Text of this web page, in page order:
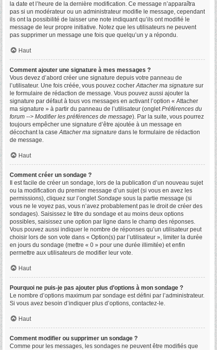
la date et l’heure de la dernière modification. Ce message n’apparaîtra
pas si un modérateur ou un administrateur modifie le message, cependant
ils ont la possibilité de laisser une note indiquant qu’ils ont modifié le
message de leur propre initiative. Notez que les utilisateurs ne peuvent
pas supprimer un message une fois que quelqu’un y a répondu.
Haut
Comment ajouter une signature à mes messages ?
Vous devez d’abord créer une signature depuis votre panneau de
l’utilisateur. Une fois créée, vous pouvez cocherAttacher ma signature sur
le formulaire de rédaction de message. Vous pouvez aussi ajouter la
signature par défaut à tous vos messages en activant l’option « Attacher
ma signature » à partir du panneau de l’utilisateur (ongletPréférences du
forum --> Modifier les préférences de message). Par la suite, vous pourrez
toujours empêcher une signature d’être ajoutée à un message en
décochant la caseAttacher ma signature dans le formulaire de rédaction
de message.
Haut
Comment créer un sondage ?
Il est facile de créer un sondage, lors de la publication d’un nouveau sujet
ou la modification du premier message d’un sujet (si vous en avez les
permissions), cliquez sur l’ongletSondage sous la partie message (si
vous ne le voyez pas, vous n’avez probablement pas le droit de créer des
sondages). Saisissez le titre du sondage et au moins deux options
possibles, saisissez une option par ligne dans le champ des réponses.
Vous pouvez aussi indiquer le nombre de réponses qu’un utilisateur peut
choisir lors de son vote dans « Option(s) par l’utilisateur », limiter la durée
en jours du sondage (mettre « 0 » pour une durée illimitée) et enfin
permettre aux utilisateurs de modifier leur vote.
Haut
Pourquoi ne puis-je pas ajouter plus d’options à mon sondage ?
Le nombre d’options maximum par sondage est défini par l’administrateur.
Si vous avez besoin d’indiquer plus d’options, contactez-le.
Haut
Comment modifier ou supprimer un sondage ?
Comme pour les messages, les sondages ne peuvent être modifiés que